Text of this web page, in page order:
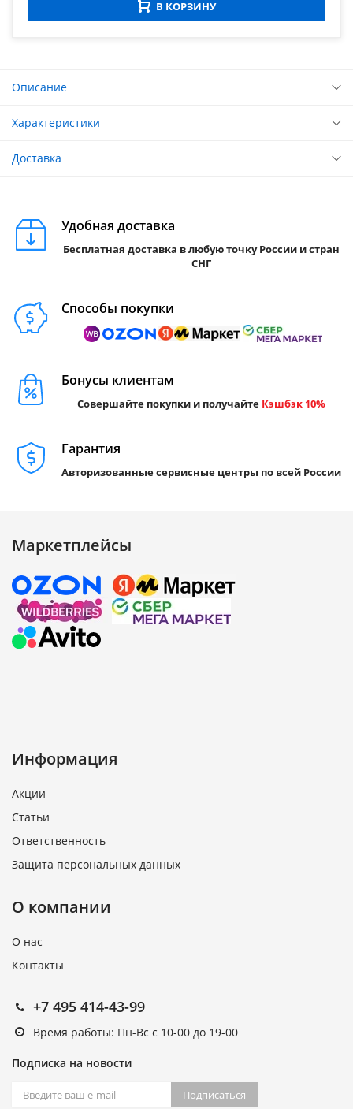
В КОРЗИНУ
Описание
Характеристики
Доставка
Удобная доставка
Бесплатная доставка в любую точку России и стран
СНГ
Способы покупки
Бонусы клиентам
Совершайте покупки и получайте Кэшбэк 10%
Гарантия
Авторизованные сервисные центры по всей России
Маркетплейсы
Информация
Акции
Статьи
Ответственность
Защита персональных данных
О компании
О нас
Контакты
+7 495 414-43-99
Время работы: Пн-Вс с 10-00 до 19-00
Подписка на новости
Подписаться